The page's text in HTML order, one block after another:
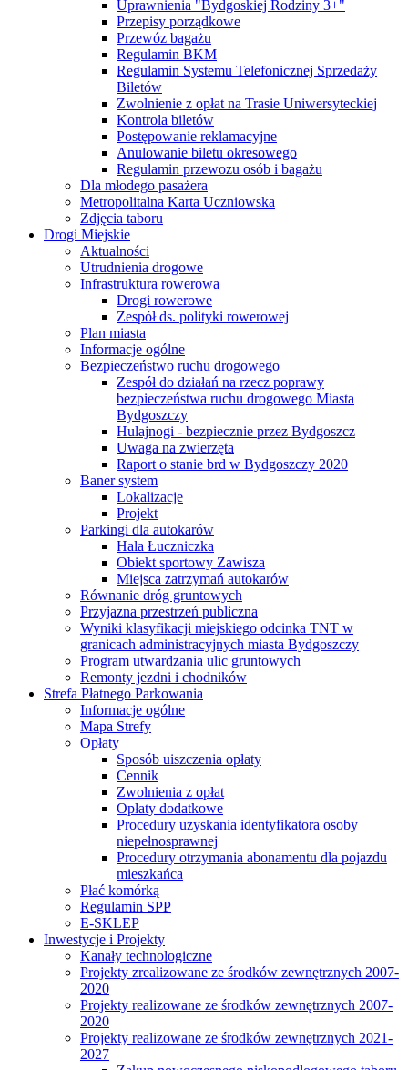
Uprawnienia "Bydgoskiej Rodziny 3+"
Przepisy porządkowe
Przewóz bagażu
Regulamin BKM
Regulamin Systemu Telefonicznej Sprzedaży
Biletów
Zwolnienie z opłat na Trasie Uniwersyteckiej
Kontrola biletów
Postępowanie reklamacyjne
Anulowanie biletu okresowego
Regulamin przewozu osób i bagażu
Dla młodego pasażera
Metropolitalna Karta Uczniowska
Zdjęcia taboru
Drogi Miejskie
Aktualności
Utrudnienia drogowe
Infrastruktura rowerowa
Drogi rowerowe
Zespół ds. polityki rowerowej
Plan miasta
Informacje ogólne
Bezpieczeństwo ruchu drogowego
Zespół do działań na rzecz poprawy
bezpieczeństwa ruchu drogowego Miasta
Bydgoszczy
Hulajnogi - bezpiecznie przez Bydgoszcz
Uwaga na zwierzęta
Raport o stanie brd w Bydgoszczy 2020
Baner system
Lokalizacje
Projekt
Parkingi dla autokarów
Hala Łuczniczka
Obiekt sportowy Zawisza
Miejsca zatrzymań autokarów
Równanie dróg gruntowych
Przyjazna przestrzeń publiczna
Wyniki klasyfikacji miejskiego odcinka TNT w
granicach administracyjnych miasta Bydgoszczy
Program utwardzania ulic gruntowych
Remonty jezdni i chodników
Strefa Płatnego Parkowania
Informacje ogólne
Mapa Strefy
Opłaty
Sposób uiszczenia opłaty
Cennik
Zwolnienia z opłat
Opłaty dodatkowe
Procedury uzyskania identyfikatora osoby
niepełnosprawnej
Procedury otrzymania abonamentu dla pojazdu
mieszkańca
Płać komórką
Regulamin SPP
E-SKLEP
Inwestycje i Projekty
Kanały technologiczne
Projekty zrealizowane ze środków zewnętrznych 2007-
2020
Projekty realizowane ze środków zewnętrznych 2007-
2020
Projekty realizowane ze środków zewnętrznych 2021-
2027